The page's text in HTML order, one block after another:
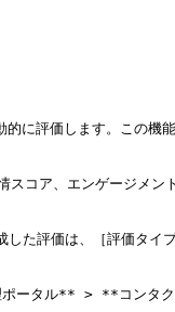
評価します。この機
ア、エンゲージメ
した評価は、［評価
理ポータル** > **コ